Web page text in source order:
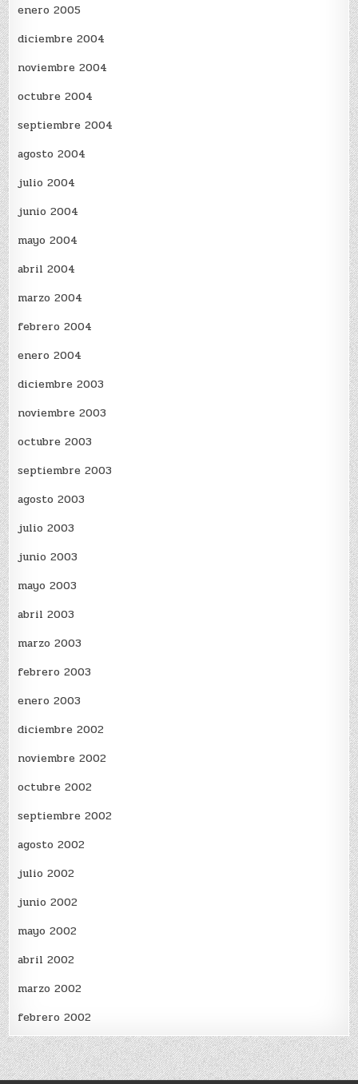
enero 2005
diciembre 2004
noviembre 2004
octubre 2004
septiembre 2004
agosto 2004
julio 2004
junio 2004
mayo 2004
abril 2004
marzo 2004
febrero 2004
enero 2004
diciembre 2003
noviembre 2003
octubre 2003
septiembre 2003
agosto 2003
julio 2003
junio 2003
mayo 2003
abril 2003
marzo 2003
febrero 2003
enero 2003
diciembre 2002
noviembre 2002
octubre 2002
septiembre 2002
agosto 2002
julio 2002
junio 2002
mayo 2002
abril 2002
marzo 2002
febrero 2002